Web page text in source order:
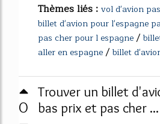
Thèmes liés : vol d'avion
billet d'avion pour l'espagne
pas cher pour l espagne/
aller en espagne/ billet
0
Trouver un billet
bas prix et pas cher ...